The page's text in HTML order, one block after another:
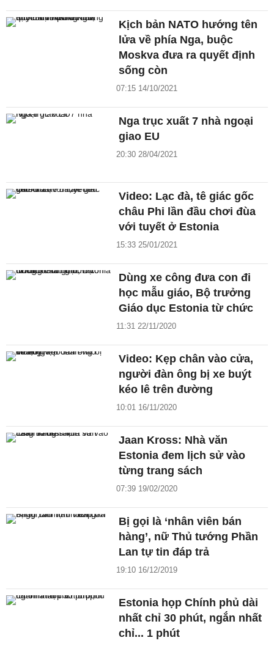
Kịch bản NATO hướng tên
lửa về phía Nga, buộc
Moskva đưa ra quyết định
sống còn
07:15 14/10/2021
Nga trục xuất 7 nhà ngoại
giao EU
20:30 28/04/2021
Video: Lạc đà, tê giác gốc
châu Phi lần đầu chơi đùa
với tuyết ở Estonia
15:33 25/01/2021
Dùng xe công đưa con đi
học mẫu giáo, Bộ trưởng
Giáo dục Estonia từ chức
11:31 22/11/2020
Video: Kẹp chân vào cửa,
người đàn ông bị xe buýt
kéo lê trên đường
10:01 16/11/2020
Jaan Kross: Nhà văn
Estonia đem lịch sử vào
từng trang sách
07:39 19/02/2020
Bị gọi là ‘nhân viên bán
hàng’, nữ Thủ tướng Phần
Lan tự tin đáp trả
19:10 16/12/2019
Estonia họp Chính phủ dài
nhất chỉ 30 phút, ngắn nhất
chỉ... 1 phút